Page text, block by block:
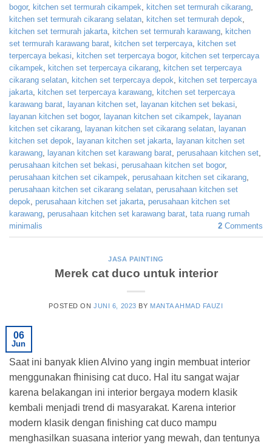
bogor, kitchen set termurah cikampek kitchen set termurah cikarang
kitchen set termurah cikarang selatan kitchen set termurah depok
kitchen set termurah jakarta kitchen set termurah karawang kitchen
set termurah karawang barat kitchen set terpercaya kitchen set
terpercaya bekasi
kitchen set terpercaya bogor, kitchen set terpercaya
cikampek
kitchen set terpercaya cikarang kitchen set terpercaya
cikarang selatan kitchen set terpercaya depok
kitchen set terpercaya
jakarta kitchen set terpercaya karawang kitchen set terpercaya
karawang barat layanan kitchen set layanan kitchen set bekasi
layanan kitchen set bogor, layanan kitchen set cikampek
layanan
kitchen set cikarang layanan kitchen set cikarang selatan layanan
kitchen set depok
layanan kitchen set jakarta layanan kitchen set
karawang layanan kitchen set karawang barat perusahaan kitchen set
perusahaan kitchen set bekasi perusahaan kitchen set bogor,
perusahaan kitchen set cikampek perusahaan kitchen set cikarang
perusahaan kitchen set cikarang selatan perusahaan kitchen set
depok perusahaan kitchen set jakarta perusahaan kitchen set
karawang perusahaan kitchen set karawang barat tata ruang rumah
minimalis
2 Comments
JASA PAINTING
Merek cat duco untuk interior
POSTED ONJUNI 6, 2023 BY MANTA AHMAD FAUZI
06
Jun
Saat ini banyak klien Alvino yang ingin membuat interior
menggunakan fhinising cat duco. Hal itu sangat wajar
karena belakangan ini interior bergaya modern klasik
kembali menjadi trend di masyarakat. Karena interior
modern klasik dengan finishing cat duco mampu
menghasilkan suasana interior yang mewah, dan tentunya